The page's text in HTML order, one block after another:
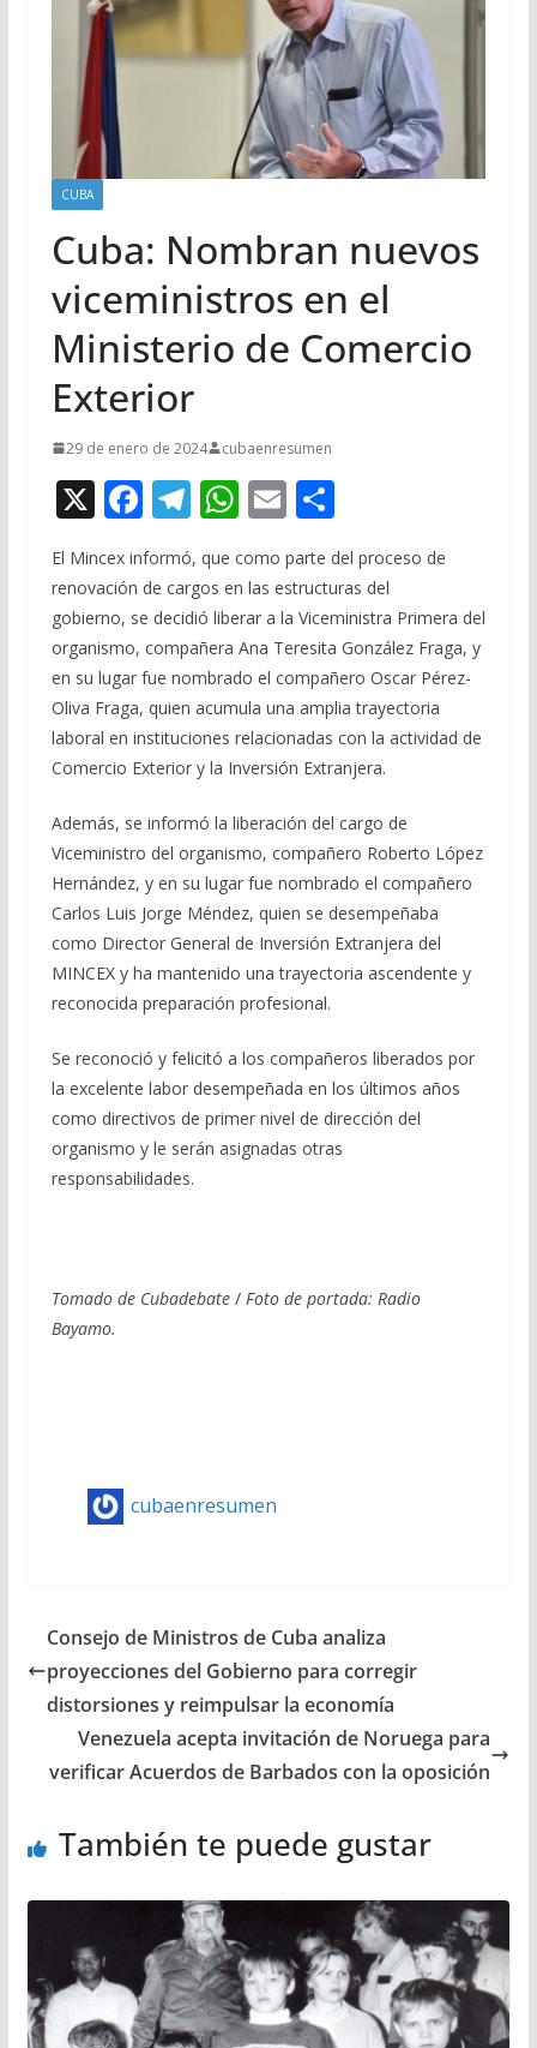
CUBA
Cuba: Nombran nuevos
viceministros en el
Ministerio de Comercio
Exterior
29 de enero de 2024 cubaenresumen
X F
ac
e
b
o
o
k
T
e
gr
a
m
W
at
s
A
p
p
E
ai
l
C
o
m
p
ar
ti
r
El Mincex informó, que como parte del proceso de
renovación de cargos en las estructuras del
gobierno, se decidió liberar a la Viceministra Primera del
organismo, compañera Ana Teresita González Fraga, y
en su lugar fue nombrado el compañero Oscar Pérez-
Oliva Fraga, quien acumula una amplia trayectoria
laboral en instituciones relacionadas con la actividad de
Comercio Exterior y la Inversión Extranjera.
Además, se informó la liberación del cargo de
Viceministro del organismo, compañero Roberto López
Hernández, y en su lugar fue nombrado el compañero
Carlos Luis Jorge Méndez, quien se desempeñaba
como Director General de Inversión Extranjera del
MINCEX y ha mantenido una trayectoria ascendente y
reconocida preparación profesional.
Se reconoció y felicitó a los compañeros liberados por
la excelente labor desempeñada en los últimos años
como directivos de primer nivel de dirección del
organismo y le serán asignadas otras
responsabilidades.
Tomado de Cubadebate/ Foto de portada: Radio
Bayamo.
cubaenresumen
Consejo de Ministros de Cuba analiza
proyecciones del Gobierno para corregir
distorsiones y reimpulsar la economía
Venezuela acepta invitación de Noruega para
verificar Acuerdos de Barbados con la oposición
También te puede gustar